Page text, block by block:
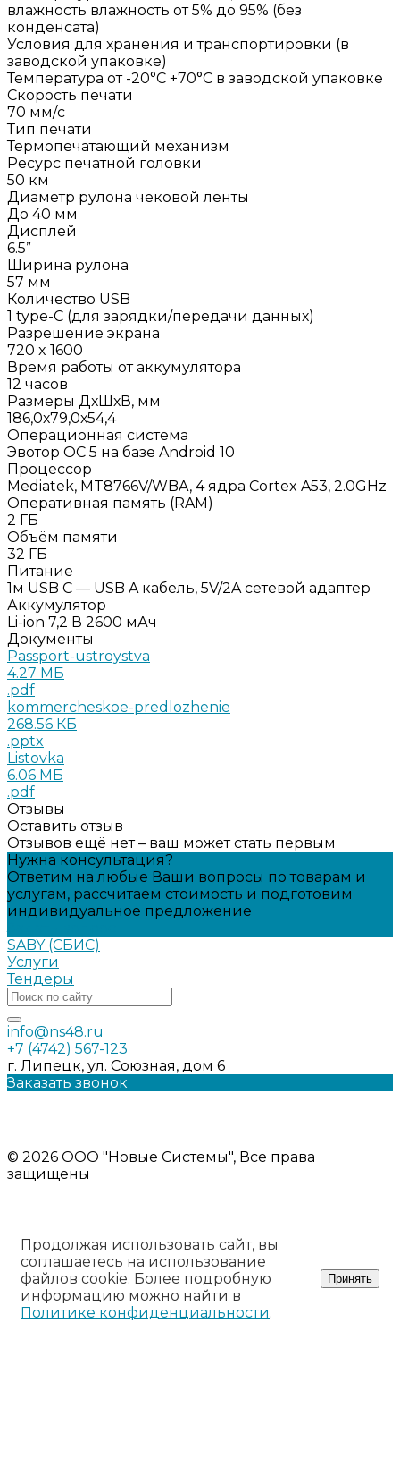
влажность влажность от 5% до 95% (без
конденсата)
Условия для хранения и транспортировки (в
заводской упаковке)
Температура от -20°C +70°C в заводской упаковке
Скорость печати
70 мм/с
Тип печати
Термопечатающий механизм
Ресурс печатной головки
50 км
Диаметр рулона чековой ленты
До 40 мм
Дисплей
6.5”
Ширина рулона
57 мм
Количество USB
1 type-C (для зарядки/передачи данных)
Разрешение экрана
720 x 1600
Время работы от аккумулятора
12 часов
Размеры ДхШхВ, мм
186,0х79,0х54,4
Операционная система
Эвотор ОС 5 на базе Android 10
Процессор
Mediatek, MT8766V/WBA, 4 ядра Cortex A53, 2.0GHz
Оперативная память (RAM)
2 ГБ
Объём памяти
32 ГБ
Питание
1м USB C — USB A кабель, 5V/2A сетевой адаптер
Аккумулятор
Li-ion 7,2 В 2600 мАч
Документы
Passport-ustroystva
4.27 МБ
.pdf
kommercheskoe-predlozhenie
268.56 КБ
.pptx
Listovka
6.06 МБ
.pdf
Отзывы
Оставить отзыв
Отзывов ещё нет – ваш может стать первым
Нужна консультация?
Ответим на любые Ваши вопросы по товарам и
услугам, рассчитаем стоимость и подготовим
индивидуальное предложение
SABY (СБИС)
Услуги
Тендеры
info@ns48.ru
+7 (4742) 567-123
г. Липецк, ул. Союзная, дом 6
Заказать звонок
© 2026 ООО "Новые Системы", Все права
защищены
Продолжая использовать сайт, вы
соглашаетесь на использование
файлов cookie. Более подробную
информацию можно найти в
Политике конфиденциальности.
Принять